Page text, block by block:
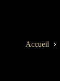
Accueil